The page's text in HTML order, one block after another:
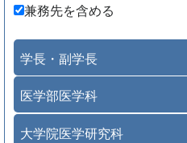
兼務先を含める
学長・副学長
医学部医学科
大学院医学研究科